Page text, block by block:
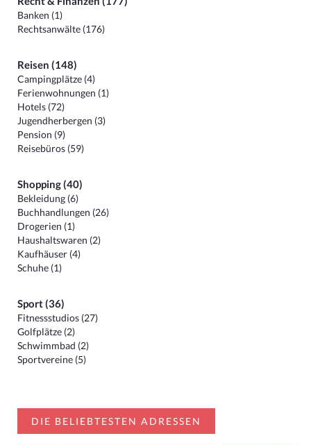
Banken (1)
Rechtsanwälte (176)
Reisen (148)
Campingplätze (4)
Ferienwohnungen (1)
Hotels (72)
Jugendherbergen (3)
Pension (9)
Reisebüros (59)
Shopping (40)
Bekleidung (6)
Buchhandlungen (26)
Drogerien (1)
Haushaltswaren (2)
Kaufhäuser (4)
Schuhe (1)
Sport (36)
Fitnessstudios (27)
Golfplätze (2)
Schwimmbad (2)
Sportvereine (5)
DIE BELIEBTESTEN ADRESSEN